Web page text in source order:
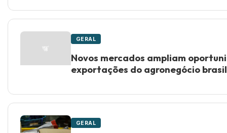
GERAL
Novos mercados ampliam
exportações do agronegócio
GERAL